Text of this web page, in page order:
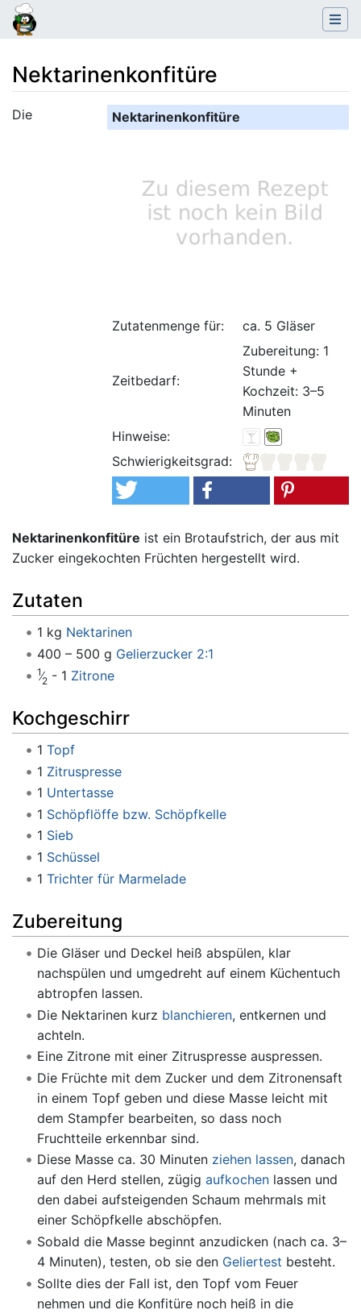
Nektarinenkonfitüre
Wechseln zu: Navigation,Suche
Nektarinenkonfitüre
Zutatenmenge für: ca. 5 Gläser
Zeitbedarf:
Zubereitung: 1
Stunde +
Kochzeit: 3–5
Minuten
Hinweise:
Schwierigkeitsgrad:
Die
Nektarinenkonfitüre ist ein Brotaufstrich, der aus mit
Zucker eingekochten Früchten hergestellt wird.
Zutaten
1 kg Nektarinen
400 – 500 g Gelierzucker 2:1
1
2- 1 Zitrone
Kochgeschirr
1 Topf
1 Zitruspresse
1 Untertasse
1 Schöpflöffe bzw. Schöpfkelle
1 Sieb
1 Schüssel
1 Trichter für Marmelade
Zubereitung
Die Gläser und Deckel heiß abspülen, klar
nachspülen und umgedreht auf einem Küchentuch
abtropfen lassen.
Die Nektarinen kurz blanchieren, entkernen und
achteln.
Eine Zitrone mit einer Zitruspresse auspressen.
Die Früchte mit dem Zucker und dem Zitronensaft
in einem Topf geben und diese Masse leicht mit
dem Stampfer bearbeiten, so dass noch
Fruchtteile erkennbar sind.
Diese Masse ca. 30 Minuten ziehen lassen, danach
auf den Herd stellen, zügig aufkochenlassen und
den dabei aufsteigenden Schaum mehrmals mit
einer Schöpfkelle abschöpfen.
Sobald die Masse beginnt anzudicken (nach ca. 3–
4 Minuten), testen, ob sie den Geliertest besteht.
Sollte dies der Fall ist, den Topf vom Feuer
nehmen und die Konfitüre noch heiß in die